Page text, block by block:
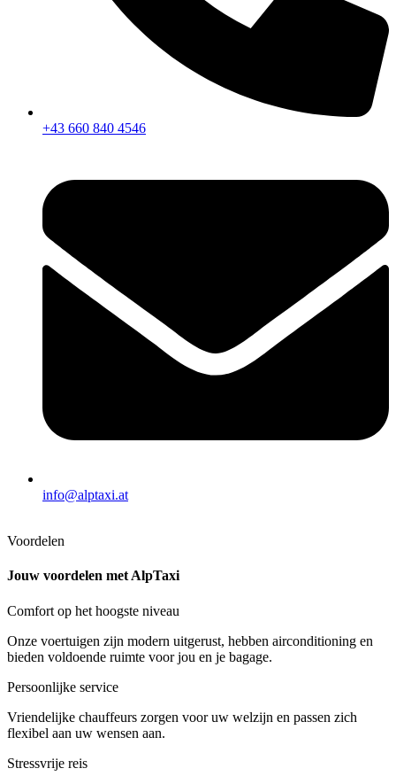
+43 660 840 4546
info@alptaxi.at
Voordelen
Jouw voordelen met AlpTaxi
Comfort op het hoogste niveau
Onze voertuigen zijn modern uitgerust, hebben airconditioning en
bieden voldoende ruimte voor jou en je bagage.
Persoonlijke service
Vriendelijke chauffeurs zorgen voor uw welzijn en passen zich
flexibel aan uw wensen aan.
Stressvrije reis